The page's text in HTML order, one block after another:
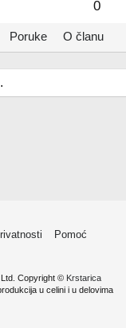
0
Poruke O članu
Pomoć
Copyright © Krstarica
u celini i u delovima